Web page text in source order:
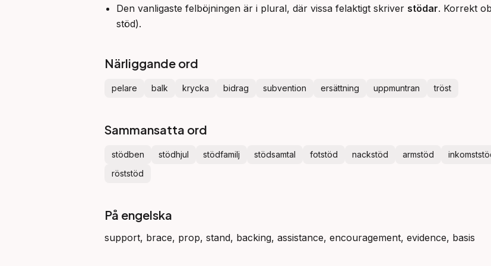
Den vanligaste felböjningen är i plural, där vissa felaktigt skriver stödar. Korrekt
stöd).
Närliggande ord
pelare balk krycka bidrag subvention ersättning uppmuntran tröst
Sammansatta ord
stödben stödhjul stödfamilj stödsamtal fotstöd nackstöd armstöd
röststöd
På engelska
support, brace, prop, stand, backing, assistance, encouragement, evidence, basis